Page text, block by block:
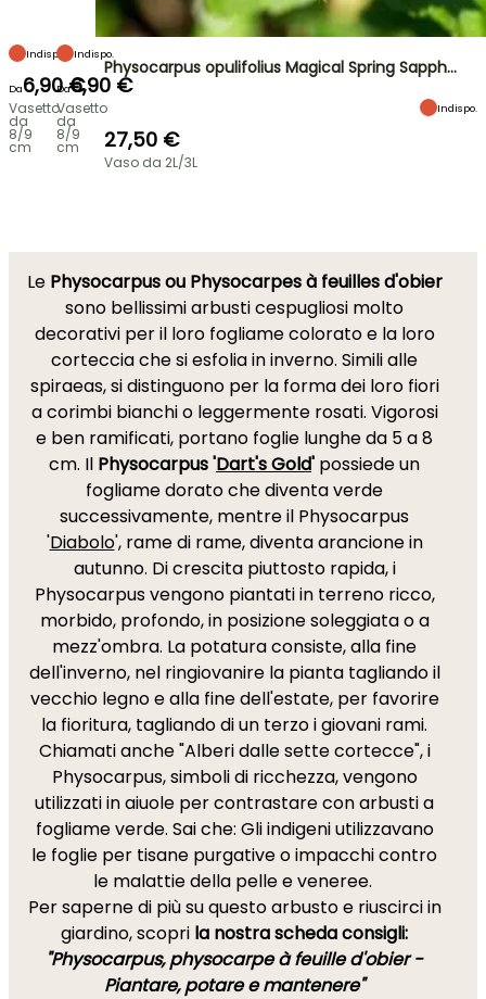
Indispo.
Da6,90 €
Vasetto
da
8/9
cm
Indispo.
Da6,90 €
Vasetto
da
8/9
cm
Physocarpus opulifolius Magical Spring Sapph…
Indispo.
27,50 €
Vaso da 2L/3L
Le Physocarpus ou Physocarpes à feuilles d'obier
sono bellissimi arbusti cespugliosi molto
decorativi per il loro fogliame colorato e la loro
corteccia che si esfolia in inverno. Simili alle
spiraeas, si distinguono per la forma dei loro fiori
a corimbi bianchi o leggermente rosati. Vigorosi
e ben ramificati, portano foglie lunghe da 5 a 8
cm. Il Physocarpus 'Dart's Gold' possiede un
fogliame dorato che diventa verde
successivamente, mentre il Physocarpus
'Diabolo', rame di rame, diventa arancione in
autunno. Di crescita piuttosto rapida, i
Physocarpus vengono piantati in terreno ricco,
morbido, profondo, in posizione soleggiata o a
mezz'ombra. La potatura consiste, alla fine
dell'inverno, nel ringiovanire la pianta tagliando il
vecchio legno e alla fine dell'estate, per favorire
la fioritura, tagliando di un terzo i giovani rami.
Chiamati anche "Alberi dalle sette cortecce", i
Physocarpus, simboli di ricchezza, vengono
utilizzati in aiuole per contrastare con arbusti a
fogliame verde. Sai che: Gli indigeni utilizzavano
le foglie per tisane purgative o impacchi contro
le malattie della pelle e veneree.
Per saperne di più su questo arbusto e riuscirci in
giardino, scopri la nostra scheda consigli:
"Physocarpus, physocarpe à feuille d'obier -
Piantare, potare e mantenere"